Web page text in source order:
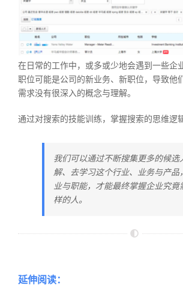
在日常的工作中，或多或少地会遇到一些企
职位可能是公司的新业务、新职位，导致他
需求没有很深入的概念与理解。
通过对搜索的技能训练，掌握搜索的思维逻辑
我们可以通过不断搜集更多的候选
解、去学习这个行业、业务与产品
业与职能，才能最终掌握企业究竟
样的人。
延伸阅读：